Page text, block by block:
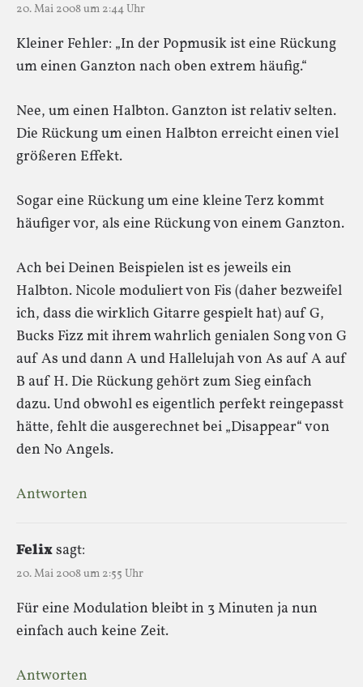
20. Mai 2008 um 2:44 Uhr
Kleiner Fehler: „In der Popmusik ist eine Rückung
um einen Ganzton nach oben extrem häufig.“
Nee, um einen Halbton. Ganzton ist relativ selten.
Die Rückung um einen Halbton erreicht einen viel
größeren Effekt.
Sogar eine Rückung um eine kleine Terz kommt
häufiger vor, als eine Rückung von einem Ganzton.
Ach bei Deinen Beispielen ist es jeweils ein
Halbton. Nicole moduliert von Fis (daher bezweifel
ich, dass die wirklich Gitarre gespielt hat) auf G,
Bucks Fizz mit ihrem wahrlich genialen Song von G
auf As und dann A und Hallelujah von As auf A auf
B auf H. Die Rückung gehört zum Sieg einfach
dazu. Und obwohl es eigentlich perfekt reingepasst
hätte, fehlt die ausgerechnet bei „Disappear“ von
den No Angels.
Antworten
Felixsagt:
20. Mai 2008 um 2:55 Uhr
Für eine Modulation bleibt in 3 Minuten ja nun
einfach auch keine Zeit.
Antworten